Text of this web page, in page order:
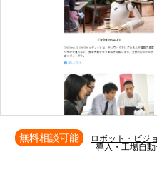
無料相談可能
ロボット・ビジ
導入・工場自